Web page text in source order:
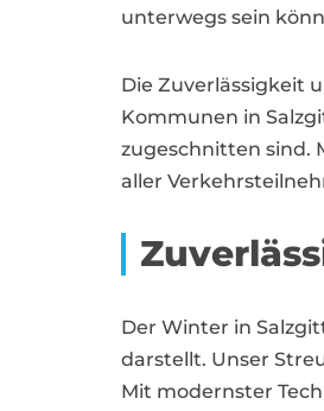
unterwegs sein
Die Zuverlässigkeit
Kommunen in
zugeschnitten sind.
aller
Der Winter in
darstellt. Unser
Mit modernster